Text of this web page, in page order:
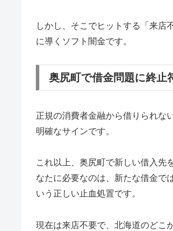
しかし、そこでヒットする「来店
に導くソフト闇金です。
奥尻町で借金問題に終止
正規の消費者金融から借りられな
明確なサインです。
これ以上、奥尻町で新しい借入先
なたに必要なのは、新たな借金で
いう正しい止血処置です。
現在は来店不要で、北海道のどこ